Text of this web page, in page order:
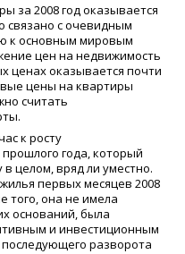
за 2008 год оказывается
с очевидным
к основным мировым
цен на недвижимость
ценах оказывается почти
цены на квартиры
считать
к росту
года, который
целом, вряд ли уместно.
первых месяцев 2008
того, она не имела
оснований, была
и инвестиционным
разворота